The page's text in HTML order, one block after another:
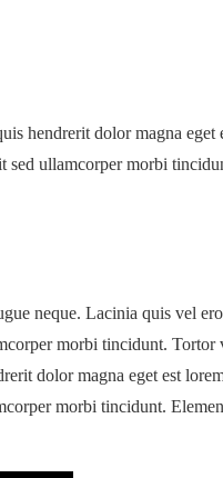
hendrerit dolor magna
ullamcorper morbi
neque. Lacinia quis vel
morbi tincidunt.
dolor magna eget est
morbi tincidunt.